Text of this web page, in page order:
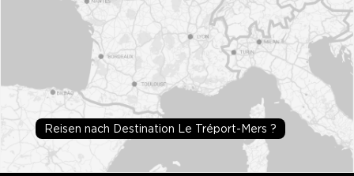
Reisen nach Destination Le Tréport-Mers ?